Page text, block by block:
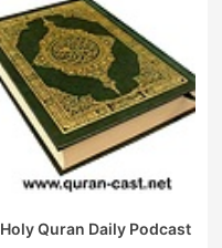
Holy Quran Daily Podcast